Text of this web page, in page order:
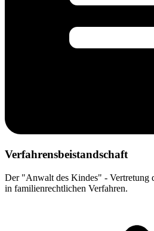
Verfahrensbeistandschaft
Der "Anwalt des Kindes" - Vertretung
in familienrechtlichen Verfahren.